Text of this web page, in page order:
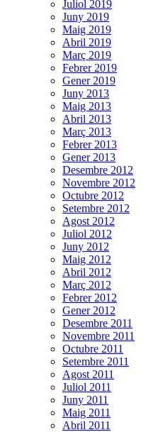
Juliol 2019
Juny 2019
Maig 2019
Abril 2019
Març 2019
Febrer 2019
Gener 2019
Juny 2013
Maig 2013
Abril 2013
Març 2013
Febrer 2013
Gener 2013
Desembre 2012
Novembre 2012
Octubre 2012
Setembre 2012
Agost 2012
Juliol 2012
Juny 2012
Maig 2012
Abril 2012
Març 2012
Febrer 2012
Gener 2012
Desembre 2011
Novembre 2011
Octubre 2011
Setembre 2011
Agost 2011
Juliol 2011
Juny 2011
Maig 2011
Abril 2011